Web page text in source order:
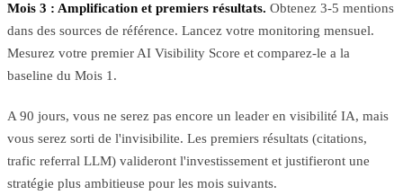
Mois 3 : Amplification et premiers résultats. Obtenez 3-5 mentions
dans des sources de référence. Lancez votre monitoring mensuel.
Mesurez votre premier AI Visibility Score et comparez-le a la
baseline du Mois 1.
A 90 jours, vous ne serez pas encore un leader en visibilité IA, mais
vous serez sorti de l'invisibilite. Les premiers résultats (citations,
trafic referral LLM) valideront l'investissement et justifieront une
stratégie plus ambitieuse pour les mois suivants.